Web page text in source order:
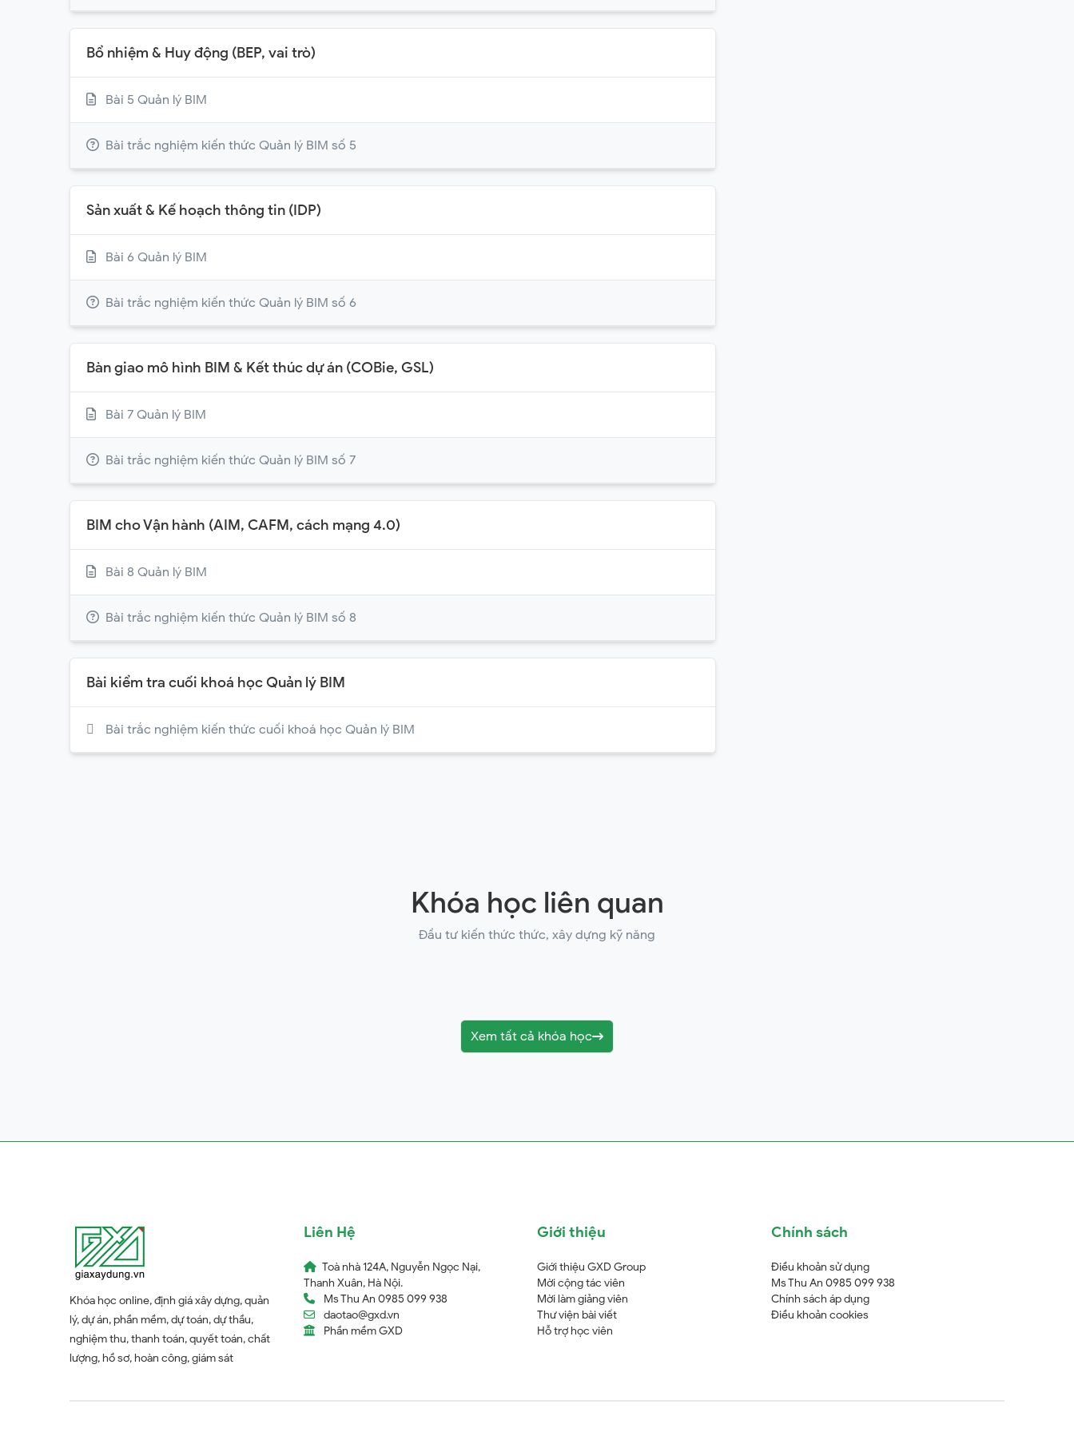
Bổ nhiệm & Huy động (BEP, vai trò)
Bài 5 Quản lý BIM
Bài trắc nghiệm kiến thức Quản lý BIM số 5
Sản xuất & Kế hoạch thông tin (IDP)
Bài 6 Quản lý BIM
Bài trắc nghiệm kiến thức Quản lý BIM số 6
Bàn giao mô hình BIM & Kết thúc dự án (COBie, GSL)
Bài 7 Quản lý BIM
Bài trắc nghiệm kiến thức Quản lý BIM số 7
BIM cho Vận hành (AIM, CAFM, cách mạng 4.0)
Bài 8 Quản lý BIM
Bài trắc nghiệm kiến thức Quản lý BIM số 8
Bài kiểm tra cuối khoá học Quản lý BIM
Bài trắc nghiệm kiến thức cuối khoá học Quản lý BIM
Khóa học liên quan
Đầu tư kiến thức thức, xây dựng kỹ năng
Xem tất cả khóa học
Khóa học online, định giá xây dựng, quản
lý, dự án, phần mềm, dự toán, dự thầu,
nghiệm thu, thanh toán, quyết toán, chất
lượng, hồ sơ, hoàn công, giám sát
Liên Hệ
Toà nhà 124A, Nguyễn Ngọc Nại,
Thanh Xuân, Hà Nội.
Ms Thu An 0985 099 938
daotao@gxd.vn
Phần mềm GXD
Giới thiệu
Giới thiệu GXD Group
Mời cộng tác viên
Mời làm giảng viên
Thư viện bài viết
Hỗ trợ học viên
Chính sách
Điều khoản sử dụng
Ms Thu An 0985 099 938
Chính sách áp dụng
Điều khoản cookies